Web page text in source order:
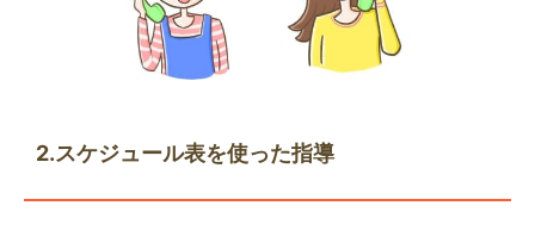
2.スケジュール表を使った指導